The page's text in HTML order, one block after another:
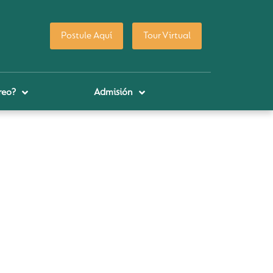
Postule Aquí Tour Virtual
Admisión